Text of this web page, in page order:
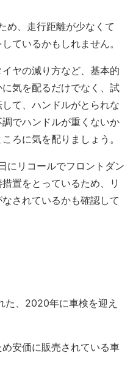
め、走行距離が少なくて
ているかもしれません。
ヤの減り方など、基本的
気を配るだけでなく、試
て、ハンドルがとられな
でハンドルが重くないか
ろに気を配りましょう。
にリコールでフロントダン
置をとっているため、リ
されているかも確認して
た、2020年に車検を迎え
安価に販売されている車